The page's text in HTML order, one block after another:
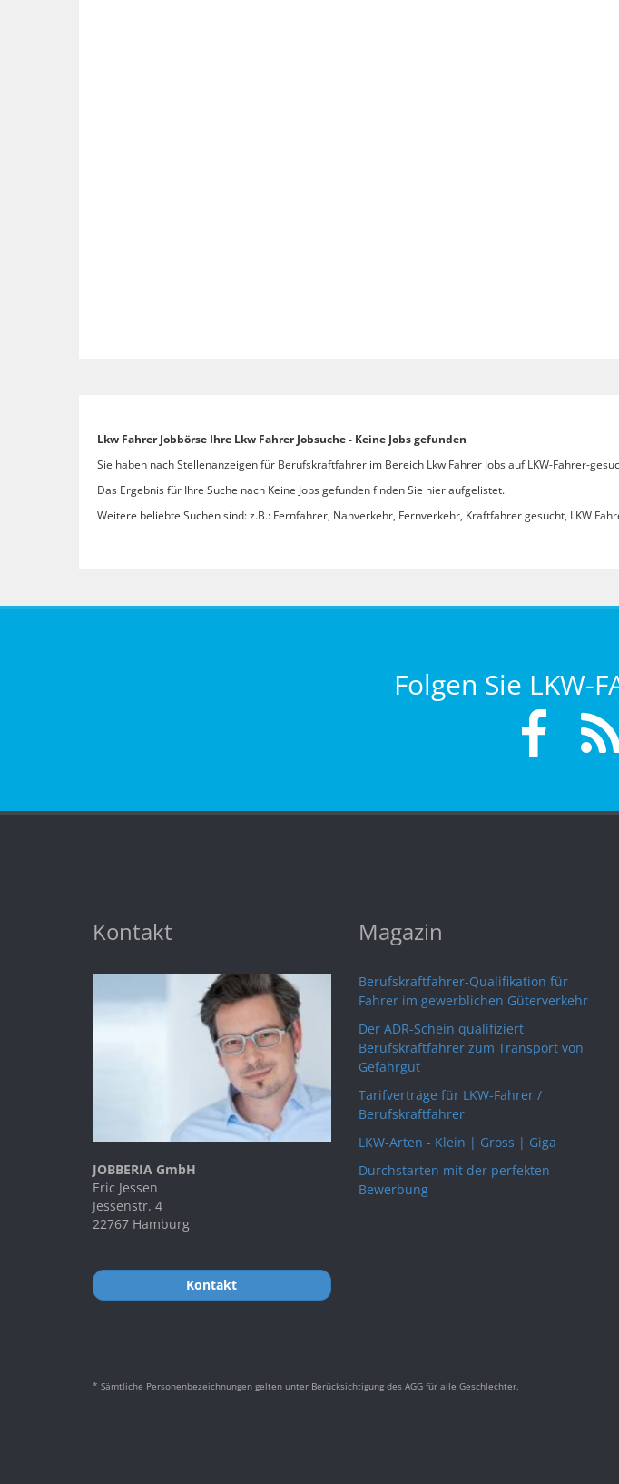
Lkw Fahrer Jobbörse Ihre Lkw Fahrer Jobsuche - Keine Jobs gefunden
Sie haben nach Stellenanzeigen für Berufskraftfahrer im Bereich Lkw Fahrer Jobs auf LKW-Fahrer-
Das Ergebnis für Ihre Suche nach Keine Jobs gefunden finden Sie hier aufgelistet.
Weitere beliebte Suchen sind: z.B.: Fernfahrer, Nahverkehr, Fernverkehr, Kraftfahrer gesucht, LKW
Folgen Sie LKW-
Kontakt
JOBBERIA GmbH
Eric Jessen
Jessenstr. 4
22767 Hamburg
Kontakt
Magazin
Berufskraftfahrer-Qualifikation für
Fahrer im gewerblichen Güterverkehr
Der ADR-Schein qualifiziert
Berufskraftfahrer zum Transport von
Gefahrgut
Tarifverträge für LKW-Fahrer /
Berufskraftfahrer
LKW-Arten - Klein | Gross | Giga
Durchstarten mit der perfekten
Bewerbung
* Sämtliche Personenbezeichnungen gelten unter Berücksichtigung des AGG für alle Geschlechter.